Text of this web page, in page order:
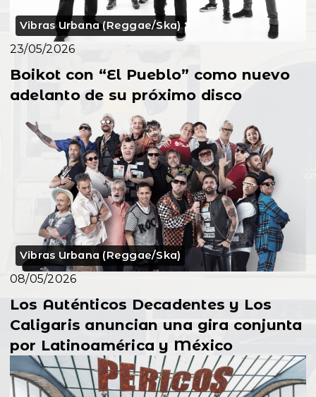
Vibras Urbana (Reggae/Ska)
23/05/2026
Boikot con “El Pueblo” como nuevo
adelanto de su próximo disco
Vibras Urbana (Reggae/Ska)
08/05/2026
Los Auténticos Decadentes y Los
Caligaris anuncian una gira conjunta
por Latinoamérica y México